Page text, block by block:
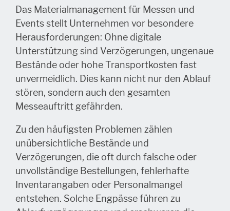
Das Materialmanagement für Messen und
Events stellt Unternehmen vor besondere
Herausforderungen: Ohne digitale
Unterstützung sind Verzögerungen, ungenaue
Bestände oder hohe Transportkosten fast
unvermeidlich. Dies kann nicht nur den Ablauf
stören, sondern auch den gesamten
Messeauftritt gefährden.
Zu den häufigsten Problemen zählen
unübersichtliche Bestände und
Verzögerungen, die oft durch falsche oder
unvollständige Bestellungen, fehlerhafte
Inventarangaben oder Personalmangel
entstehen. Solche Engpässe führen zu